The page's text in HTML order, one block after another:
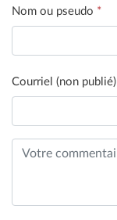
Nom ou pseudo *
Courriel (non publié)